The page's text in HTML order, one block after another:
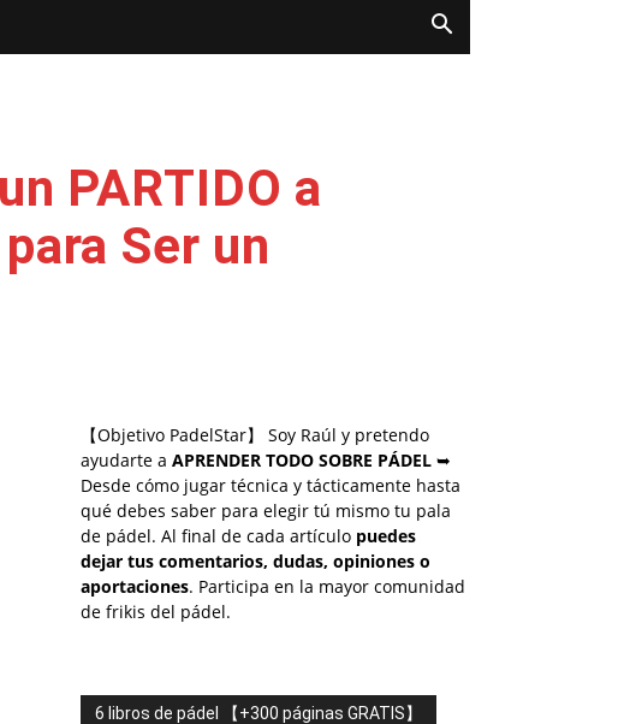
PARTIDO a
Ser un
【Objetivo PadelStar】 Soy Raúl y pretendo
ayudarte a APRENDER TODO SOBRE PÁDEL ➥
Desde cómo jugar técnica y tácticamente hasta
qué debes saber para elegir tú mismo tu pala
de pádel. Al final de cada artículo puedes
dejar tus comentarios, dudas, opiniones o
aportaciones. Participa en la mayor comunidad
de frikis del pádel.
6 libros de pádel 【+300 páginas GRATIS】